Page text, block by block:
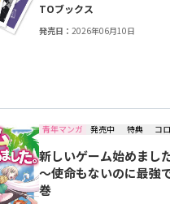
TOブックス
発売日：2026年06月10日
青年マンガ 発売中 特典 コ
新しいゲーム始めまし
～使命もないのに最強
巻